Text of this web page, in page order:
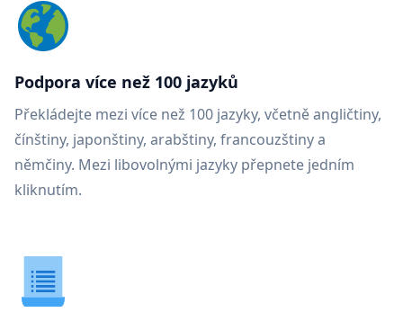
Podpora více než 100 jazyků
Překládejte mezi více než 100 jazyky, včetně angličtiny,
čínštiny, japonštiny, arabštiny, francouzštiny a
němčiny. Mezi libovolnými jazyky přepnete jedním
kliknutím.